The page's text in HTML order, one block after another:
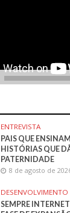
ENTREVISTA
PAIS QUE
HISTÓRIAS QUE
PATERNIDADE
8 de agosto de
SEMPRE